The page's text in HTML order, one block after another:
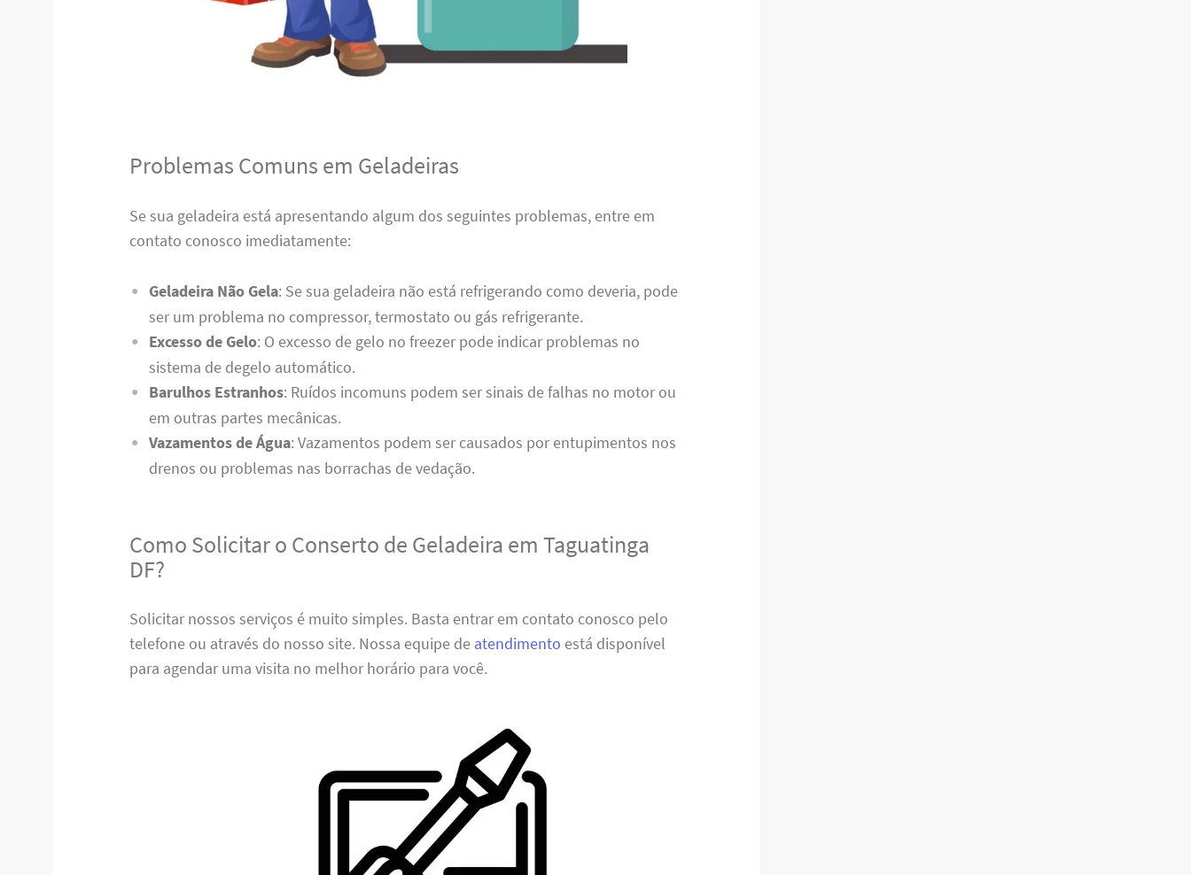
Problemas Comuns em Geladeiras
Se sua geladeira está apresentando algum dos seguintes problemas, entre em
contato conosco imediatamente:
Geladeira Não Gela: Se sua geladeira não está refrigerando como deveria, pode
ser um problema no compressor, termostato ou gás refrigerante.
Excesso de Gelo: O excesso de gelo no freezer pode indicar problemas no
sistema de degelo automático.
Barulhos Estranhos: Ruídos incomuns podem ser sinais de falhas no motor ou
em outras partes mecânicas.
Vazamentos de Água: Vazamentos podem ser causados por entupimentos nos
drenos ou problemas nas borrachas de vedação.
Como Solicitar o Conserto de Geladeira em Taguatinga
DF?
Solicitar nossos serviços é muito simples. Basta entrar em contato conosco pelo
telefone ou através do nosso site. Nossa equipe de atendimento está disponível
para agendar uma visita no melhor horário para você.